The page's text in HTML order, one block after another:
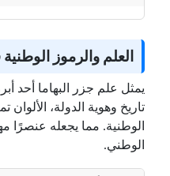
العلم والرموز
يمثل علم جزر البهاما أحد
تاريخ وهوية الدولة،
الوطنية. مما يجعله عنصرًا
الوطني.